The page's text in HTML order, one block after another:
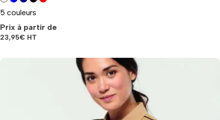
5 couleurs
Prix à partir de
23,95€ HT